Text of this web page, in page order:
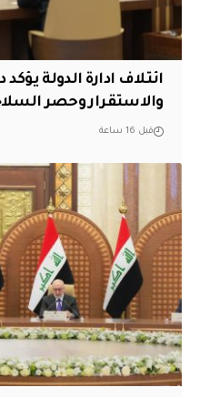
ائتلاف ادارة الدولة
والاستقرار وحصر
قبل 16 ساعة